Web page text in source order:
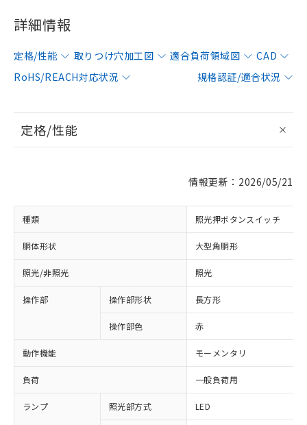
詳細情報
定格/性能 取りつけ穴加工図 適合負荷領域図
CAD
RoHS/REACH対応状況
規格認証/適合状況
定格/性能
情報更新：2026/05/21
種類 照光押ボタンスイッチ
胴体形状 大型角胴形
照光/非照光 照光
操作部 操作部形状 長方形
操作部色 赤
動作機能 モーメンタリ
負荷 一般負荷用
ランプ 照光部方式 LED